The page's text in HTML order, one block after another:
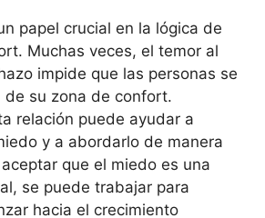
papel crucial en la lógica de
Muchas veces, el temor al
impide que las personas se
de su zona de confort.
relación puede ayudar a
y a abordarlo de manera
que el miedo es una
se puede trabajar para
hacia el crecimiento